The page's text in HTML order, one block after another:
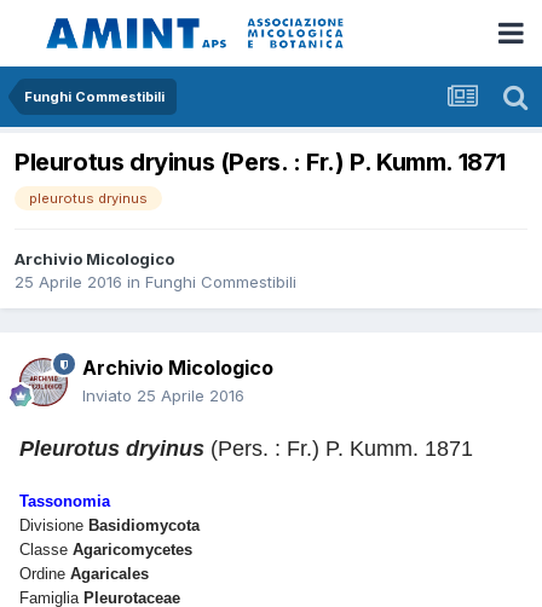
Funghi Commestibili
Pleurotus dryinus (Pers. : Fr.) P. Kumm. 1871
pleurotus dryinus
Archivio Micologico
25 Aprile 2016 in Funghi Commestibili
Archivio Micologico
Inviato 25 Aprile 2016
Pleurotus dryinus (Pers. : Fr.) P. Kumm. 1871
Tassonomia
Divisione Basidiomycota
Classe Agaricomycetes
Ordine Agaricales
Famiglia Pleurotaceae